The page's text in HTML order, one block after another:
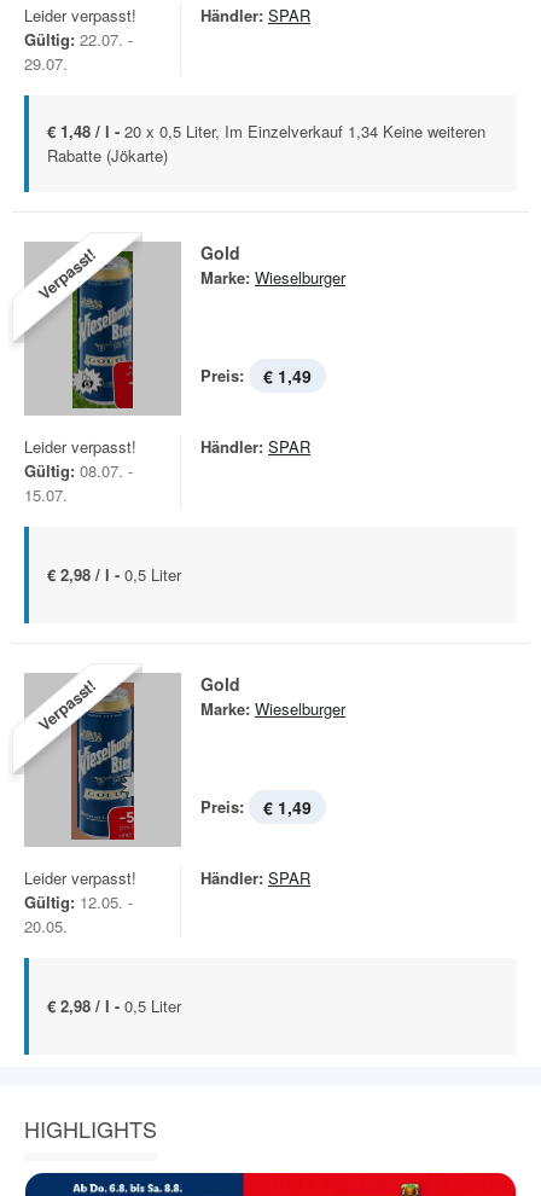
Leider verpasst!
Gültig: 22.07. -
29.07.
Händler: SPAR
€ 1,48 / l - 20 x 0,5 Liter, Im Einzelverkauf 1,34 Keine weiteren
Rabatte (Jökarte)
Verpasst! Gold
Marke: Wieselburger
Preis: € 1,49
Leider verpasst!
Gültig: 08.07. -
15.07.
Händler: SPAR
€ 2,98 / l - 0,5 Liter
Verpasst! Gold
Marke: Wieselburger
Preis: € 1,49
Leider verpasst!
Gültig: 12.05. -
20.05.
Händler: SPAR
€ 2,98 / l - 0,5 Liter
HIGHLIGHTS